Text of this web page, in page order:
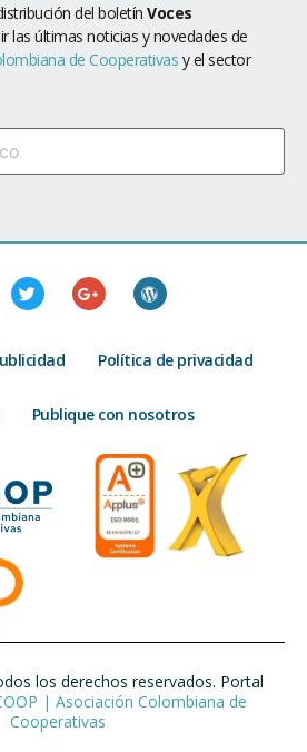
del boletín Voces
las últimas noticias y novedades de
de Cooperativas y el sector
Política de privacidad
Publique con nosotros
los derechos reservados. Portal
| Asociación Colombiana de
Cooperativas